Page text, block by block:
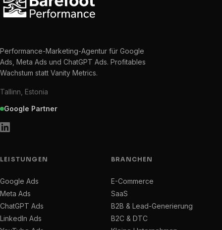
Performance-Marketing-Agentur für Google
Ads, Meta Ads und ChatGPT Ads. Profitables
Wachstum statt Vanity Metrics.
Tallinn, Estonia
Google Partner
LEISTUNGEN
Google Ads
Meta Ads
ChatGPT Ads
LinkedIn Ads
BRANCHEN
E-Commerce
SaaS
B2B & Lead-Generierung
B2C & DTC